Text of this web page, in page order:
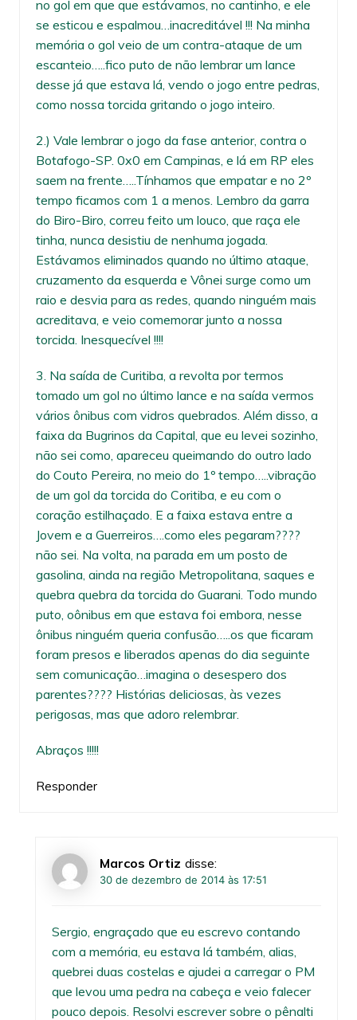
no gol em que que estávamos, no cantinho, e ele
se esticou e espalmou…inacreditável !!! Na minha
memória o gol veio de um contra-ataque de um
escanteio…..fico puto de não lembrar um lance
desse já que estava lá, vendo o jogo entre pedras,
como nossa torcida gritando o jogo inteiro.
2.) Vale lembrar o jogo da fase anterior, contra o
Botafogo-SP. 0x0 em Campinas, e lá em RP eles
saem na frente…..Tínhamos que empatar e no 2º
tempo ficamos com 1 a menos. Lembro da garra
do Biro-Biro, correu feito um louco, que raça ele
tinha, nunca desistiu de nenhuma jogada.
Estávamos eliminados quando no último ataque,
cruzamento da esquerda e Vônei surge como um
raio e desvia para as redes, quando ninguém mais
acreditava, e veio comemorar junto a nossa
torcida. Inesquecível !!!!
3. Na saída de Curitiba, a revolta por termos
tomado um gol no último lance e na saída vermos
vários ônibus com vidros quebrados. Além disso, a
faixa da Bugrinos da Capital, que eu levei sozinho,
não sei como, apareceu queimando do outro lado
do Couto Pereira, no meio do 1º tempo…..vibração
de um gol da torcida do Coritiba, e eu com o
coração estilhaçado. E a faixa estava entre a
Jovem e a Guerreiros….como eles pegaram????
não sei. Na volta, na parada em um posto de
gasolina, ainda na região Metropolitana, saques e
quebra quebra da torcida do Guarani. Todo mundo
puto, oônibus em que estava foi embora, nesse
ônibus ninguém queria confusão…..os que ficaram
foram presos e liberados apenas do dia seguinte
sem comunicação…imagina o desespero dos
parentes???? Histórias deliciosas, às vezes
perigosas, mas que adoro relembrar.
Abraços !!!!!
Responder
Marcos Ortiz disse:
30 de dezembro de 2014 às 17:51
Sergio, engraçado que eu escrevo contando
com a memória, eu estava lá também, alias,
quebrei duas costelas e ajudei a carregar o PM
que levou uma pedra na cabeça e veio falecer
pouco depois. Resolvi escrever sobre o pênalti